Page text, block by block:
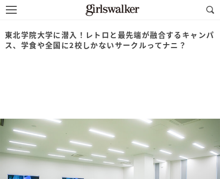
東北学院大学に潜入！レトロと最先端が融合するキャンパ
ス、学食や全国に2校しかないサークルってナニ？